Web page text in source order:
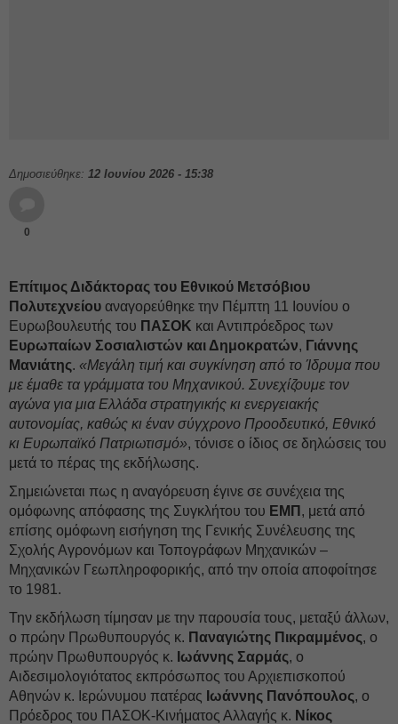
Δημοσιεύθηκε: 12 Ιουνίου 2026 - 15:38
0
Επίτιμος Διδάκτορας του Εθνικού Μετσόβιου
Πολυτεχνείου αναγορεύθηκε την Πέμπτη 11 Ιουνίου ο
Ευρωβουλευτής του ΠΑΣΟΚ και Αντιπρόεδρος των
Ευρωπαίων Σοσιαλιστών και Δημοκρατών, Γιάννης
Μανιάτης. «Μεγάλη τιμή και συγκίνηση από το Ίδρυμα που
με έμαθε τα γράμματα του Μηχανικού. Συνεχίζουμε τον
αγώνα για μια Ελλάδα στρατηγικής κι ενεργειακής
αυτονομίας, καθώς κι έναν σύγχρονο Προοδευτικό, Εθνικό
κι Ευρωπαϊκό Πατριωτισμό», τόνισε ο ίδιος σε δηλώσεις του
μετά το πέρας της εκδήλωσης.
Σημειώνεται πως η αναγόρευση έγινε σε συνέχεια της
ομόφωνης απόφασης της Συγκλήτου του ΕΜΠ , μετά από
επίσης ομόφωνη εισήγηση της Γενικής Συνέλευσης της
Σχολής Αγρονόμων και Τοπογράφων Μηχανικών –
Μηχανικών Γεωπληροφορικής, από την οποία αποφοίτησε
το 1981.
Την εκδήλωση τίμησαν με την παρουσία τους, μεταξύ άλλων,
ο πρώην Πρωθυπουργός κ. Παναγιώτης Πικραμμένος, ο
πρώην Πρωθυπουργός κ. Ιωάννης Σαρμάς, ο
Αιδεσιμολογιότατος εκπρόσωπος του Αρχιεπισκοπού
Αθηνών κ. Ιερώνυμου πατέρας Ιωάννης Πανόπουλος, ο
Πρόεδρος του ΠΑΣΟΚ-Κινήματος Αλλαγής κ. Νίκος